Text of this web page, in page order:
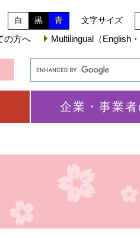
白 黒 青 文字サイズ
の方へ Multilingual（English
企業・事業者